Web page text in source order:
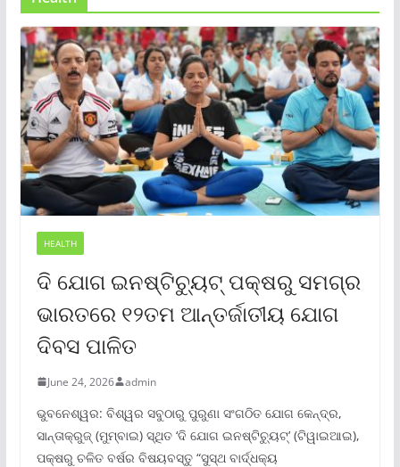
HEALTH
ଦି ଯୋଗ ଇନଷ୍ଟିଚ୍ୟୁଟ୍ ପକ୍ଷରୁ ସମଗ୍ର
ଭାରତରେ ୧୨ତମ ଆନ୍ତର୍ଜାତୀୟ ଯୋଗ
ଦିବସ ପାଳିତ
June 24, 2026 admin
ଭୁବନେଶ୍ୱର: ବିଶ୍ୱର ସବୁଠାରୁ ପୁରୁଣା ସଂଗଠିତ ଯୋଗ କେନ୍ଦ୍ର,
ସାନ୍ତାକ୍ରୁଜ୍ (ମୁମ୍ବାଇ) ସ୍ଥିତ ‘ଦି ଯୋଗ ଇନଷ୍ଟିଚ୍ୟୁଟ୍‌’ (ଟିୱାଇଆଇ),
ପକ୍ଷରୁ ଚଳିତ ବର୍ଷର ବିଷୟବସ୍ତୁ “ସୁସ୍ଥ ବାର୍ଦ୍ଧକ୍ୟ